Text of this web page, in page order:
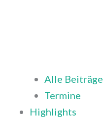
Alle Beiträge
Termine
Highlights